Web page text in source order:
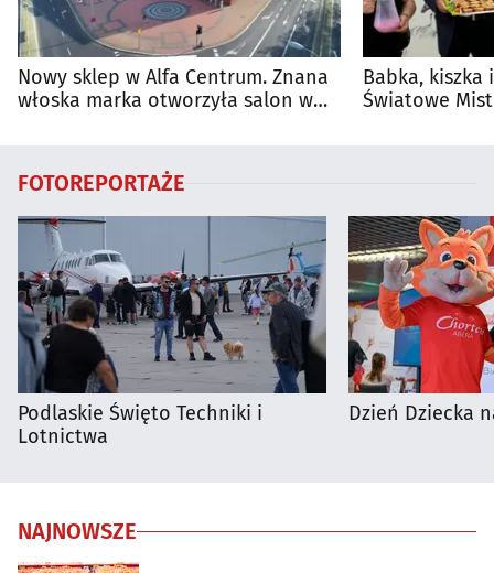
Nowy sklep w Alfa Centrum. Znana
włoska marka otworzyła salon w
Babka, kiszka
Światowe
FOTOREPORTAŻE
Podlaskie Święto Techniki i
Lotnictwa
Dzień Dziecka
NAJNOWSZE